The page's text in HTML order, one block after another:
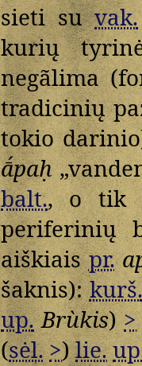
sieti suvak.
kurių
negãlima
tradicinių
tokio
ā́paḥ
balt., o tik
periferinių
aiškiaispr.
šaknis):kurš.
up. Brùkis)>
(sėl.>)lie.